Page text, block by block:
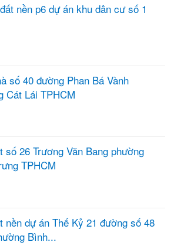
nền p6 dự án khu dân cư số 1
số 40 đường Phan Bá Vành
Cát Lái TPHCM
số 26 Trương Văn Bang phường
TPHCM
nền dự án Thế Kỷ 21 đường số 48
Bình...